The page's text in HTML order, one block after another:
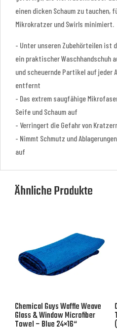
einen dicken Schaum zu tauchen,
Mikrokratzer und Swirls minimiert.
- Unter unseren Zubehörteilen ist
ein praktischer Waschhandschuh
und scheuernde Partikel auf
entfernt
- Das extrem saugfähige
Seife und Schaum auf
- Verringert die Gefahr von
- Nimmt Schmutz und
auf
Ähnliche Produkte
Chemical Guys Waffle Weave
Glass & Window Microfiber
Towel – Blue 24×16“